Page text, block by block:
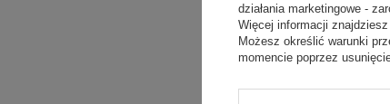
działania marketingowe -
Więcej informacji
Możesz określić warunki
momencie poprzez